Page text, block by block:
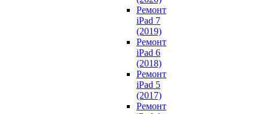
Ремонт
iPad 7
(2019)
Ремонт
iPad 6
(2018)
Ремонт
iPad 5
(2017)
Ремонт